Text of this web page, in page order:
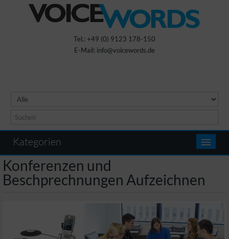
Tel.: +49 (0) 9123 178-150
E-Mail: info@voicewords.de
Kategorien
Konferenzen und
Beschprechnungen Aufzeichnen